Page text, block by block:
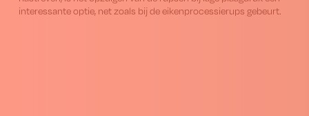
interessante optie, net zoals bij de eikenprocessierups gebeurt.